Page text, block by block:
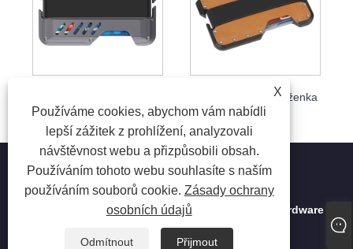
RFID kožená peněženka
X
Používáme cookies, abychom vám nabídli
lepší zážitek z prohlížení, analyzovali
návštěvnost webu a přizpůsobili obsah.
Používáním tohoto webu souhlasíte s naším
používáním souborů cookie. Zásady ochrany
osobních údajů
Odmítnout Přijmout
Copyright © 2023 Shenzhen Hongtai Electronic Hardware
Co., Ltd. - Kovová peněženka, lisování kovů, CNC
obrábění - Všechna práva vyhrazena